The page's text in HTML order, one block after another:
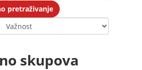
pretraživanje
skupova